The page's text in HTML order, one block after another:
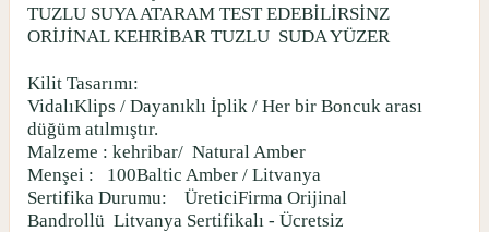
TUZLU SUYA ATARAM TEST EDEBİLİRSİNZ
ORİJİNAL KEHRİBAR TUZLU SUDA YÜZER
Kilit Tasarımı:
VidalıKlips / Dayanıklı İplik / Her bir Boncuk arası
düğüm atılmıştır.
Malzeme : kehribar/ Natural Amber
Menşei :
100Baltic Amber / Litvanya
Sertifika Durumu:
ÜreticiFirma Orijinal
Bandrollü Litvanya Sertifikalı - Ücretsiz